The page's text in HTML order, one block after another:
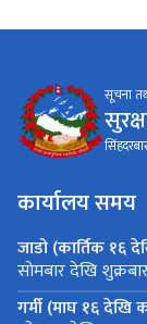
सूचना
कार्यालय समय
जाडो (कार्तिक १६
सोमबार देखि
गर्मी (माघ १६ देखि